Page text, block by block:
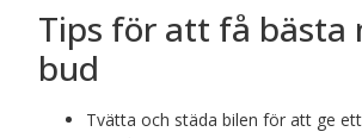
Tips för att få bästa
bud
Tvätta och städa bilen för att ge